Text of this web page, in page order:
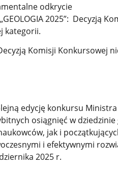
odkrycie
2025”: Decyzją
kategorii.
Komisji Konkursowej
edycję konkursu
osiągnięć w
jak i
i efektywnymi
2025 r.